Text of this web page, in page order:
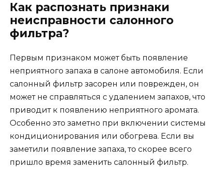
Как распознать признаки
неисправности салонного
фильтра?
Первым признаком может быть появление
неприятного запаха в салоне автомобиля. Если
салонный фильтр засорен или поврежден, он
может не справляться с удалением запахов, что
приводит к появлению неприятного аромата.
Особенно это заметно при включении системы
кондиционирования или обогрева. Если вы
заметили появление запаха, то скорее всего
пришло время заменить салонный фильтр.